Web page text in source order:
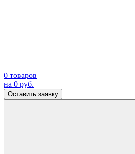
0 товаров
на 0 руб.
Оставить заявку